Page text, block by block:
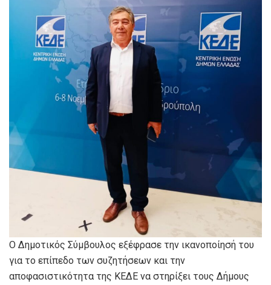
Ο Δημοτικός Σύμβουλος εξέφρασε την ικανοποίησή του
για το επίπεδο των συζητήσεων και την
αποφασιστικότητα της ΚΕΔΕ να στηρίξει τους Δήμους